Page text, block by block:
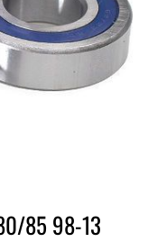
85 98-13